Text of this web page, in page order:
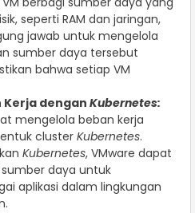
seperti RAM dan jaringan,
jawab untuk mengelola
sumber daya tersebut
bahwa setiap VM
Kerja dengan Kubernetes:
mengelola beban kerja
clusterKubernetes.
Kubernetes, VMware dapat
daya untuk
aplikasi dalam lingkungan